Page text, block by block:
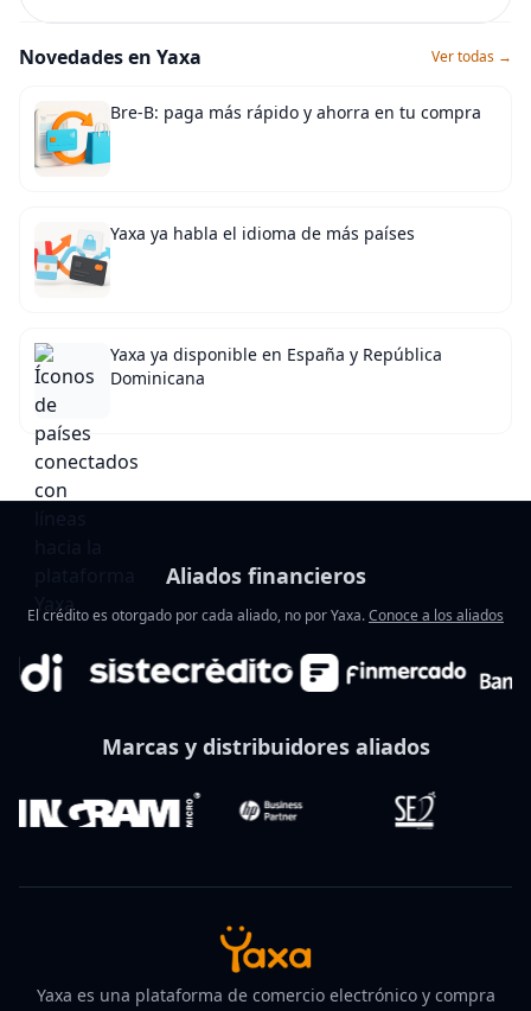
Novedades en Yaxa Ver todas →
Bre-B: paga más rápido y ahorra en tu compra
Yaxa ya habla el idioma de más países
Yaxa ya disponible en España y República
Dominicana
Aliados financieros
El crédito es otorgado por cada aliado, no por Yaxa.Conoce a los aliados
Marcas y distribuidores aliados
Yaxa es una plataforma de comercio electrónico y compra